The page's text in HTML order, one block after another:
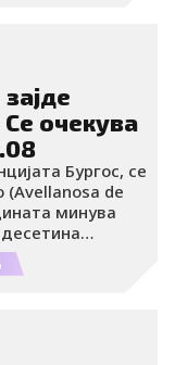
е многу
очекува
Бургос, се
de
минува
ресторан,
Но, на 12
ќе стане едно
набљудување